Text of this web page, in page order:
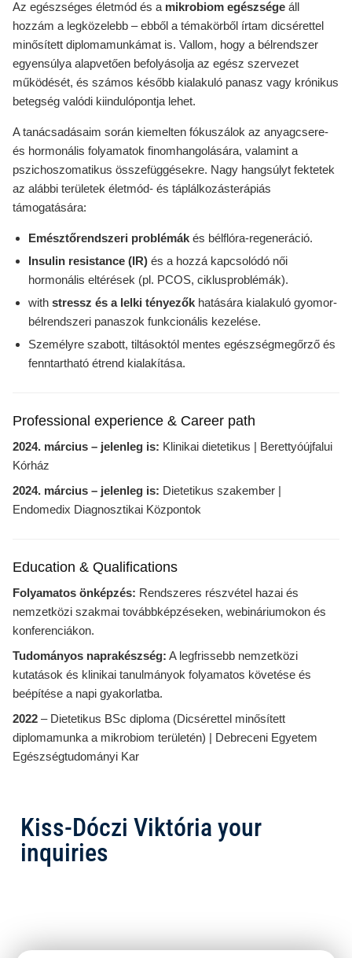
Az egészséges életmód és a mikrobiom egészsége áll
hozzám a legközelebb – ebből a témakörből írtam dicsérettel
minősített diplomamunkámat is. Vallom, hogy a bélrendszer
egyensúlya alapvetően befolyásolja az egész szervezet
működését, és számos később kialakuló panasz vagy krónikus
betegség valódi kiindulópontja lehet.
A tanácsadásaim során kiemelten fókuszálok az anyagcsere-
és hormonális folyamatok finomhangolására, valamint a
pszichoszomatikus összefüggésekre. Nagy hangsúlyt fektetek
az alábbi területek életmód- és táplálkozásterápiás
támogatására:
Emésztőrendszeri problémák és bélflóra-regeneráció.
Insulin resistance (IR) és a hozzá kapcsolódó női
hormonális eltérések (pl. PCOS, ciklusproblémák).
with stressz és a lelki tényezők hatására kialakuló gyomor-
bélrendszeri panaszok funkcionális kezelése.
Személyre szabott, tiltásoktól mentes egészségmegőrző és
fenntartható étrend kialakítása.
Professional experience & Career path
2024. március – jelenleg is: Klinikai dietetikus | Berettyóújfalui
Kórház
2024. március – jelenleg is: Dietetikus szakember |
Endomedix Diagnosztikai Központok
Education & Qualifications
Folyamatos önképzés: Rendszeres részvétel hazai és
nemzetközi szakmai továbbképzéseken, webináriumokon és
konferenciákon.
Tudományos naprakészség: A legfrissebb nemzetközi
kutatások és klinikai tanulmányok folyamatos követése és
beépítése a napi gyakorlatba.
2022 – Dietetikus BSc diploma (Dicsérettel minősített
diplomamunka a mikrobiom területén) | Debreceni Egyetem
Egészségtudományi Kar
Kiss-Dóczi Viktória your
inquiries